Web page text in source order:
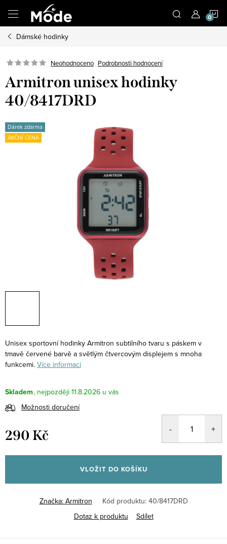
obsah
Dámské hodinky
Neohodnoceno Podrobnosti hodnocení
Armitron unisex hodinky
40/8417DRD
Dárek zdarma
AKČNÍ CENA
Unisex sportovní hodinky Armitron subtilního tvaru s páskem v
tmavě červené barvě a světlým čtvercovým displejem s mnoha
funkcemi. Více informací
Skladem
11.8.2026
Možnosti doručení
290 Kč
cena:
VLOŽIT DO KOŠÍKU
Značka: Armitron Kód produktu: 40/8417DRD
Dotaz k produktu
Sdílet